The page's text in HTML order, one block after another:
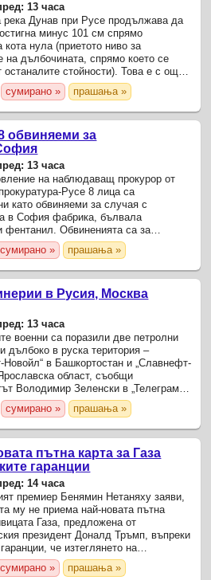
13 часа
река Дунав при Русе продължава да
минус 101 см спрямо
кота нула (приетото ниво за
на дълбочината, спрямо което се
останалите стойности). Това е с още
по-ниско спрямо предходното
съобщиха от ...
сумирано » прашања »
обвиняеми за
13 часа
на наблюдаващ прокурор от
Русе 8 лица са
като обвиняеми за случая с
в София фабрика, бълвала
фентанил. Обвиненията са за
и участие в организирана
група, производство и
на ...
сумирано » прашања »
в Русия, Москва
13 часа
военни са поразили две петролни
дълбоко в руска територия –
в Башкортостан и „Славнефт-
област, съобщи
Володимир Зеленски в „Телеграм“,
Ройтерс.
сумирано » прашања »
пътна карта за Газа
гаранции
14 часа
премиер Бенямин Нетаняху заяви,
му не приема най-новата пътна
Газа, предложена от
президент Доналд Тръмп, въпреки
че изтеглянето на
армия може да стане само след
на „Хамас“, ...
сумирано » прашања »